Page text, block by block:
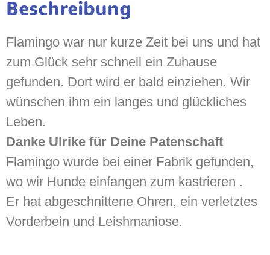
Beschreibung
Flamingo war nur kurze Zeit bei uns und hat
zum Glück sehr schnell ein Zuhause
gefunden. Dort wird er bald einziehen. Wir
wünschen ihm ein langes und glückliches
Leben.
Danke Ulrike für Deine Patenschaft
Flamingo wurde bei einer Fabrik gefunden,
wo wir Hunde einfangen zum kastrieren .
Er hat abgeschnittene Ohren, ein verletztes
Vorderbein und Leishmaniose.